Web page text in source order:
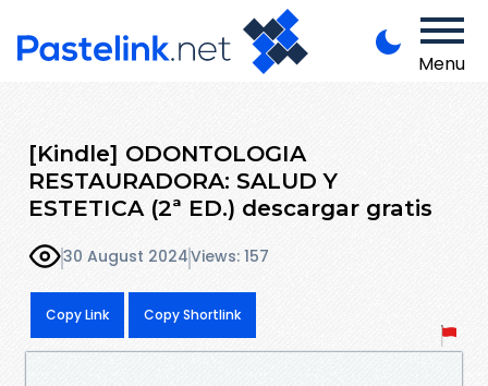
Menu
[Kindle] ODONTOLOGIA
RESTAURADORA: SALUD Y
ESTETICA (2ª ED.) descargar gratis
30 August 2024Views: 157
Copy Link Copy Shortlink